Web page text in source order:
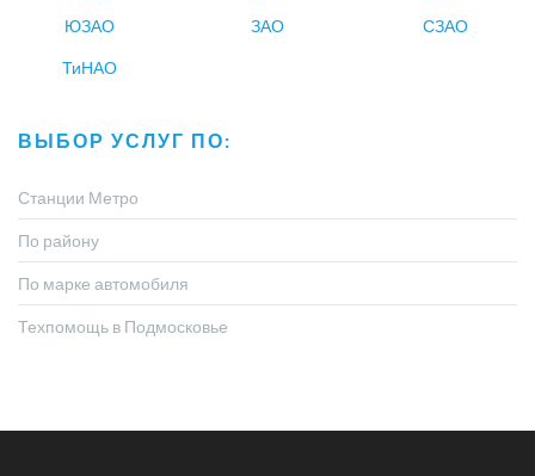
ЮЗАО ЗАО СЗАО
ТиНАО
ВЫБОР УСЛУГ ПО:
Станции Метро
По району
По марке автомобиля
Техпомощь в Подмосковье